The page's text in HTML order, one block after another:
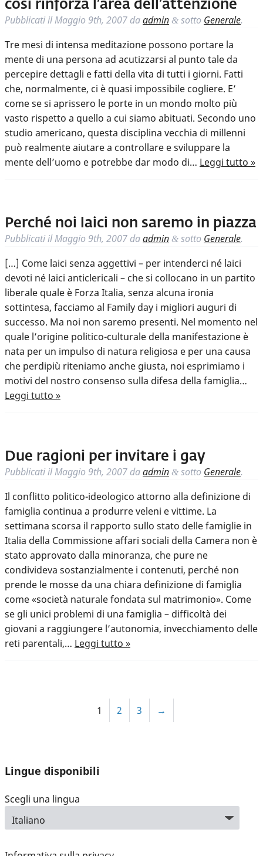
così rinforza l’area dell’attenzione
Pubblicati ilMaggio 9th, 2007 daadmin & sotto Generale.
Tre mesi di intensa meditazione possono portare la
mente di una persona ad acutizzarsi al punto tale da
percepire dettagli e fatti della vita di tutti i giorni. Fatti
che, normalmente, ci è quasi impossibile cogliere. E’
come se si aprissero le porte in un mondo molto più
vasto rispetto a quello a cui siamo abituati. Secondo uno
studio americano, questa disciplina vecchia di millenni
può realmente aiutare a controllare e sviluppare la
mente dell’uomo e potrebbe dar modo di… Leggi tutto »
Perché noi laici non saremo in piazza
Pubblicati ilMaggio 9th, 2007 daadmin & sotto Generale.
[…] Come laici senza aggettivi – per intenderci né laici
devoti né laici anticlericali – che si collocano in un partito
liberale quale è Forza Italia, senza alcuna ironia
sottintesa, facciamo al Family day i migliori auguri di
successo. Ma noi non saremo presenti. Nel momento nel
quale l’origine politico-culturale della manifestazione è
nata per un impulso di natura religiosa e per una causa
che perdipiù riteniamo anche giusta, noi esprimiamo i
motivi del nostro consenso sulla difesa della famiglia…
Leggi tutto »
Due ragioni per invitare i gay
Pubblicati ilMaggio 9th, 2007 daadmin & sotto Generale.
Il conflitto politico-ideologico attorno alla definizione di
famiglia continua a produrre veleni e vittime. La
settimana scorsa il rapporto sullo stato delle famiglie in
Italia della Commissione affari sociali della Camera non è
stato approvato dalla minoranza, che pure ne
condivideva sostanzialmente i contenuti, perché non
prende le mosse da una chiara definizione di famiglia
come «società naturale fondata sul matrimonio». Come
se gli unici problemi di una famiglia – difficoltà dei
giovani a raggiungere l’autonomia, invecchiamento delle
reti parentali,… Leggi tutto »
1 2 3 →
Lingue disponibili
Scegli una lingua